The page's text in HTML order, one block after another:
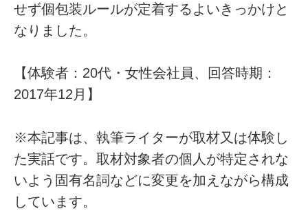
せず個包装ルールが定着するよいきっかけと
なりました。
【体験者：20代・女性会社員、回答時期：
2017年12月】
※本記事は、執筆ライターが取材又は体験し
た実話です。取材対象者の個人が特定されな
いよう固有名詞などに変更を加えながら構成
しています。